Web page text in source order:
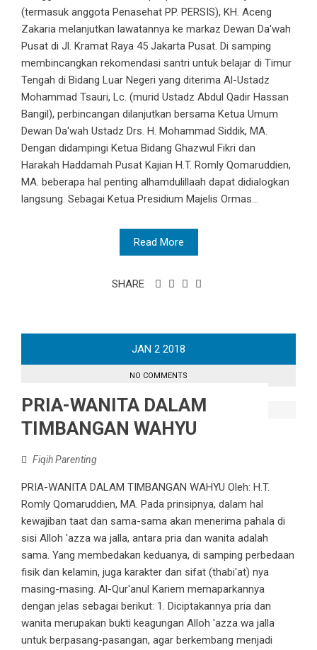
(termasuk anggota Penasehat PP. PERSIS), KH. Aceng
Zakaria melanjutkan lawatannya ke markaz Dewan Da'wah
Pusat di Jl. Kramat Raya 45 Jakarta Pusat. Di samping
membincangkan rekomendasi santri untuk belajar di Timur
Tengah di Bidang Luar Negeri yang diterima Al-Ustadz
Mohammad Tsauri, Lc. (murid Ustadz Abdul Qadir Hassan
Bangil), perbincangan dilanjutkan bersama Ketua Umum
Dewan Da'wah Ustadz Drs. H. Mohammad Siddik, MA.
Dengan didampingi Ketua Bidang Ghazwul Fikri dan
Harakah Haddamah Pusat Kajian H.T. Romly Qomaruddien,
MA. beberapa hal penting alhamdulillaah dapat didialogkan
langsung. Sebagai Ketua Presidium Majelis Ormas...
Read More
SHARE
JAN 2 2018
NO COMMENTS
PRIA-WANITA DALAM
TIMBANGAN WAHYU
Fiqih Parenting
PRIA-WANITA DALAM TIMBANGAN WAHYU Oleh: H.T.
Romly Qomaruddien, MA. Pada prinsipnya, dalam hal
kewajiban taat dan sama-sama akan menerima pahala di
sisi Alloh 'azza wa jalla, antara pria dan wanita adalah
sama. Yang membedakan keduanya, di samping perbedaan
fisik dan kelamin, juga karakter dan sifat (thabi'at) nya
masing-masing. Al-Qur'anul Kariem memaparkannya
dengan jelas sebagai berikut: 1. Diciptakannya pria dan
wanita merupakan bukti keagungan Alloh 'azza wa jalla
untuk berpasang-pasangan, agar berkembang menjadi